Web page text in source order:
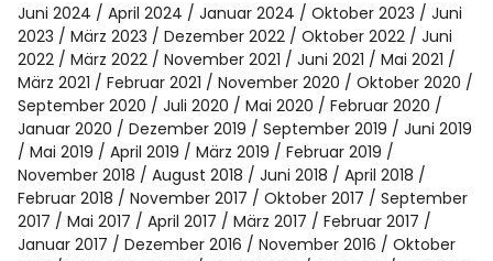
Juni 2024 April 2024 Januar 2024 Oktober 2023
Juni
2023
März 2023 Dezember 2022 Oktober 2022
Juni
2022
März 2022 November 2021 Juni 2021
Mai 2021
März 2021
Februar 2021 November 2020
Oktober 2020
September 2020
Juli 2020 Mai 2020
Februar 2020
Januar 2020
Dezember 2019 September 2019
Juni 2019
Mai 2019
April 2019 März 2019
Februar 2019
November 2018
August 2018 Juni 2018
April 2018
Februar 2018
November 2017 Oktober 2017
September
2017
Mai 2017 April 2017 März 2017
Februar 2017
Januar 2017
Dezember 2016 November 2016
Oktober